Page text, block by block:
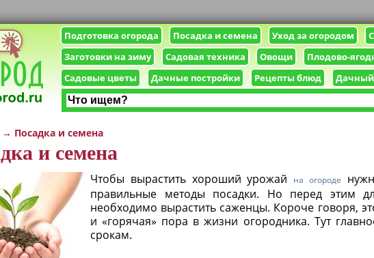
Подготовка огорода Посадка и семена Уход за огородом
Заготовки на зиму
Садовая техника Овощи
Плодово-
Садовые цветы
Дачные постройки Рецепты блюд
→ Посадка и семена
и семена
Чтобы вырастить хороший урожай на огороде
правильные методы посадки. Но перед этим
необходимо вырастить саженцы. Короче говоря,
и «горячая» пора в жизни огородника. Тут
срокам.